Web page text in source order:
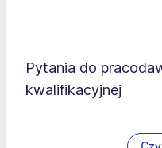
Pytania do
kwalifikacyjnej